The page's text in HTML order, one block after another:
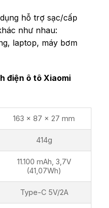
hỗ trợ sạc/cấp
như nhau:
laptop, máy bơm
điện ô tô Xiaomi
163 x 87 x 27 mm
414g
11.100 mAh, 3,7V
(41,07Wh)
Type-C 5V/2A